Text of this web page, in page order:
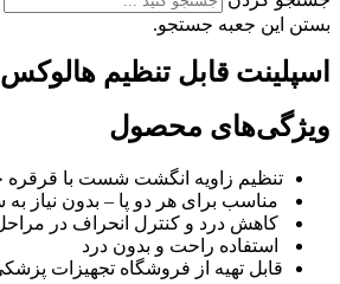
بستن این جعبه جستجو.
اسپلینت قابل تنظیم
ویژگی‌های محصول
تنظیم زاویه انگشت شست با قرقره
مناسب برای هر دو پا – بدون نیاز به
کاهش درد و کنترل انحراف در
‌ استفاده راحت و بدون درد
قابل تهیه از فروشگاه تجهیزات